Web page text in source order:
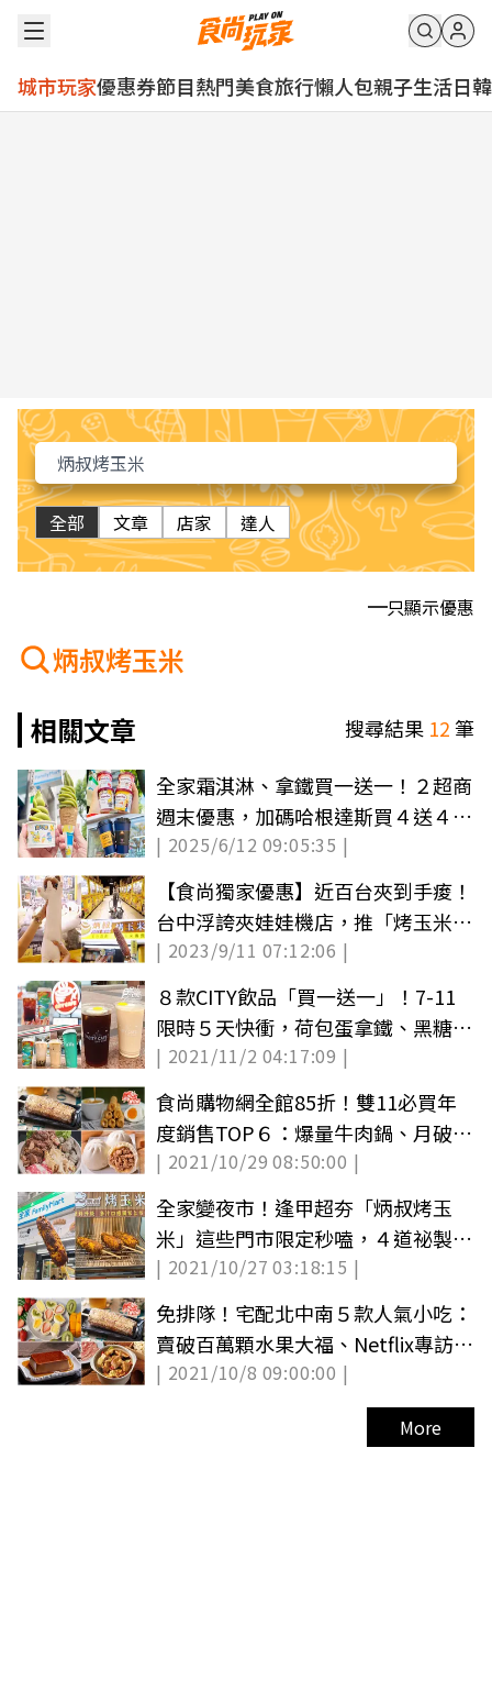
城市玩家優惠券節目熱門美食旅行懶人包親子生活日韓
全部 文章 店家 達人
只顯示優惠
炳叔烤玉米
相關文章
搜尋結果 12筆
全家霜淇淋、拿鐵買一送一！２超商
週末優惠，加碼哈根達斯買４送４
（中獎公布）
| 2025/6/12 09:05:35 |
【食尚獨家優惠】近百台夾到手痠！
台中浮誇夾娃娃機店，推「烤玉米買
一送一」
| 2023/9/11 07:12:06 |
８款CITY飲品「買一送一」！7-11
限時５天快衝，荷包蛋拿鐵、黑糖珍
珠燕麥奶都有
| 2021/11/2 04:17:09 |
食尚購物網全館85折！雙11必買年
度銷售TOP６：爆量牛肉鍋、月破萬
隻胡椒鴨
| 2021/10/29 08:50:00 |
全家變夜市！逢甲超夯「炳叔烤玉
米」這些門市限定秒嗑，４道祕製醬
汁香爆
| 2021/10/27 03:18:15 |
免排隊！宅配北中南５款人氣小吃：
賣破百萬顆水果大福、Netflix專訪沙
鍋菜
| 2021/10/8 09:00:00 |
More